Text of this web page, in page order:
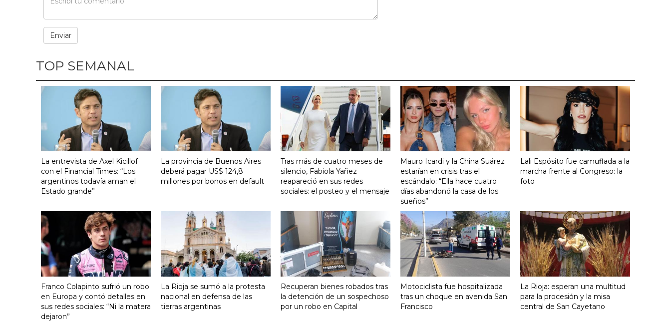
TOP SEMANAL
La entrevista de Axel Kicillof
con el Financial Times: “Los
argentinos todavía aman el
Estado grande”
La provincia de Buenos Aires
deberá pagar US$ 124,8
millones por bonos en default
Tras más de cuatro meses de
silencio, Fabiola Yañez
reapareció en sus redes
sociales: el posteo y el mensaje
Mauro Icardi y la China Suárez
estarían en crisis tras el
escándalo: “Ella hace cuatro
días abandonó la casa de los
sueños”
Lali Espósito fue camuflada a la
marcha frente al Congreso: la
foto
Franco Colapinto sufrió un robo
en Europa y contó detalles en
sus redes sociales: “Ni la matera
dejaron”
La Rioja se sumó a la protesta
nacional en defensa de las
tierras argentinas
Recuperan bienes robados tras
la detención de un sospechoso
por un robo en Capital
Motociclista fue hospitalizada
tras un choque en avenida San
Francisco
La Rioja: esperan una multitud
para la procesión y la misa
central de San Cayetano